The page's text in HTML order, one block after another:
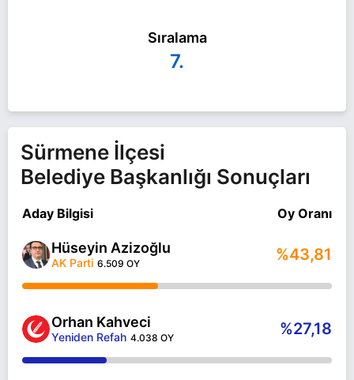
Sıralama
7.
Sürmene İlçesi
Belediye Başkanlığı Sonuçları
Aday Bilgisi Oy Oranı
Hüseyin Azizoğlu
AK Parti 6.509 OY %43,81
Orhan Kahveci
Yeniden Refah 4.038 OY %27,18